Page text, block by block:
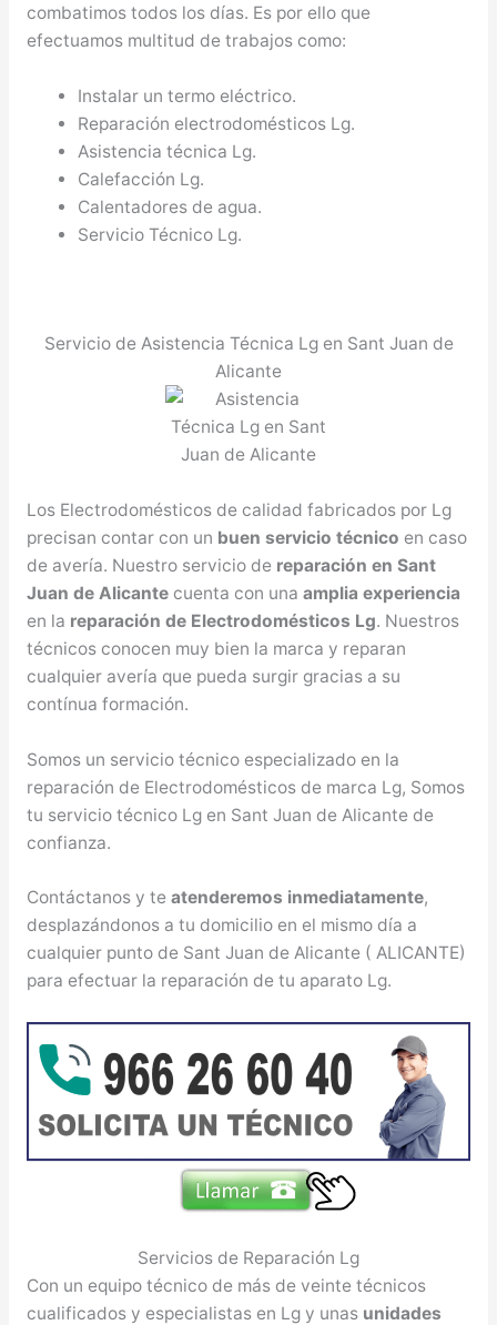
combatimos todos los días. Es por ello que
efectuamos multitud de trabajos como:
Instalar un termo eléctrico.
Reparación electrodomésticos Lg.
Asistencia técnica Lg.
Calefacción Lg.
Calentadores de agua.
Servicio Técnico Lg.
Servicio de Asistencia Técnica Lg en Sant Juan de
Alicante
Los Electrodomésticos de calidad fabricados por Lg
precisan contar con un buen servicio técnico en caso
de avería. Nuestro servicio de reparación en Sant
Juan de Alicantecuenta con una amplia experiencia
en la reparación de Electrodomésticos Lg. Nuestros
técnicos conocen muy bien la marca y reparan
cualquier avería que pueda surgir gracias a su
contínua formación.
Somos un servicio técnico especializado en la
reparación de Electrodomésticos de marca Lg, Somos
tu servicio técnico Lg en Sant Juan de Alicante de
confianza.
Contáctanos y te atenderemos inmediatamente,
desplazándonos a tu domicilio en el mismo día a
cualquier punto de Sant Juan de Alicante ( ALICANTE)
para efectuar la reparación de tu aparato Lg.
Servicios de Reparación Lg
Con un equipo técnico de más de veinte técnicos
cualificados y especialistas en Lg y unas unidades